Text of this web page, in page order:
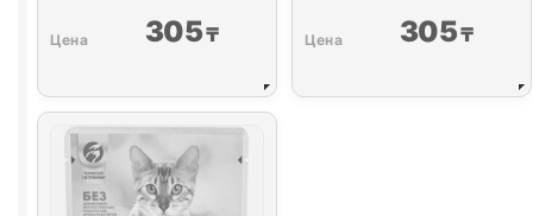
305₸ 305₸